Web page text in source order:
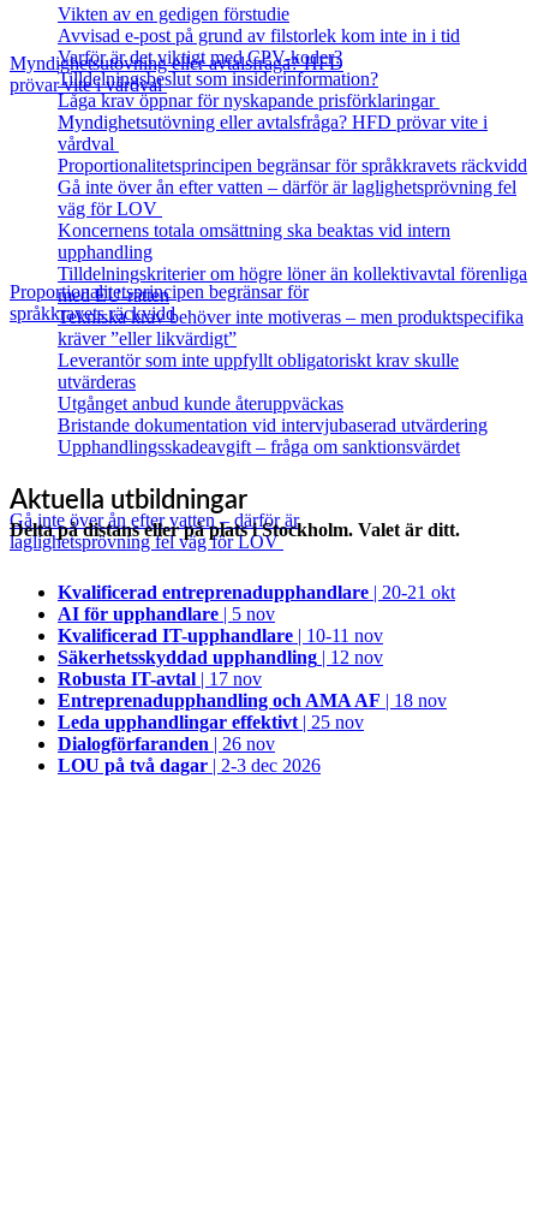
Myndighetsutövning eller avtalsfråga? HFD
prövar vite i vårdval
Proportionalitetsprincipen begränsar för
språkkravets räckvidd
Gå inte över ån efter vatten – därför är
laglighetsprövning fel väg för LOV
Vikten av en gedigen förstudie
Avvisad e-post på grund av filstorlek kom inte in i tid
Varför är det viktigt med CPV-koder?
Tilldelningsbeslut som insiderinformation?
Låga krav öppnar för nyskapande prisförklaringar
Myndighetsutövning eller avtalsfråga? HFD prövar vite i
vårdval
Proportionalitetsprincipen begränsar för språkkravets räckvidd
Gå inte över ån efter vatten – därför är laglighetsprövning fel
väg för LOV
Koncernens totala omsättning ska beaktas vid intern
upphandling
Tilldelningskriterier om högre löner än kollektivavtal förenliga
med EU‑rätten
Tekniska krav behöver inte motiveras – men produktspecifika
kräver ”eller likvärdigt”
Leverantör som inte uppfyllt obligatoriskt krav skulle
utvärderas
Utgånget anbud kunde återuppväckas
Bristande dokumentation vid intervjubaserad utvärdering
Upphandlingsskadeavgift – fråga om sanktionsvärdet
Aktuella utbildningar
Delta på distans eller på plats i Stockholm. Valet är ditt.
Kvalificerad entreprenad­upphandlare | 20-21 okt
AI för upphandlare | 5 nov
Kvalificerad IT-upphandlare | 10-11 nov
Säkerhetsskyddad upphandling | 12 nov
Robusta IT-avtal | 17 nov
Entreprenadupphandling och AMA AF | 18 nov
Leda upphandlingar effektivt | 25 nov
Dialogförfaranden | 26 nov
LOU på två dagar | 2-3 dec 2026